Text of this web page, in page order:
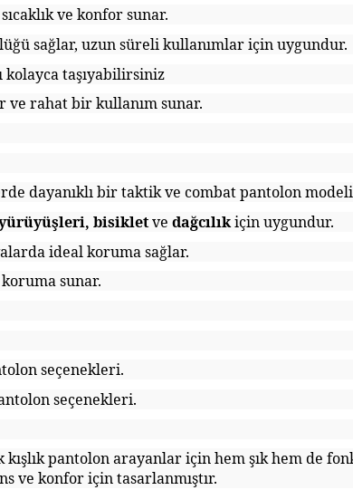
ve konfor sunar.
sağlar, uzun süreli kullanımlar için uygundur.
kolayca taşıyabilirsiniz
ve rahat bir kullanım sunar.
dayanıklı bir taktik ve combat pantolon
bisikletve dağcılıkiçin uygundur.
ideal koruma sağlar.
sunar.
seçenekleri.
seçenekleri.
kışlık pantolon arayanlar için hem şık hem de
ve konfor için tasarlanmıştır.